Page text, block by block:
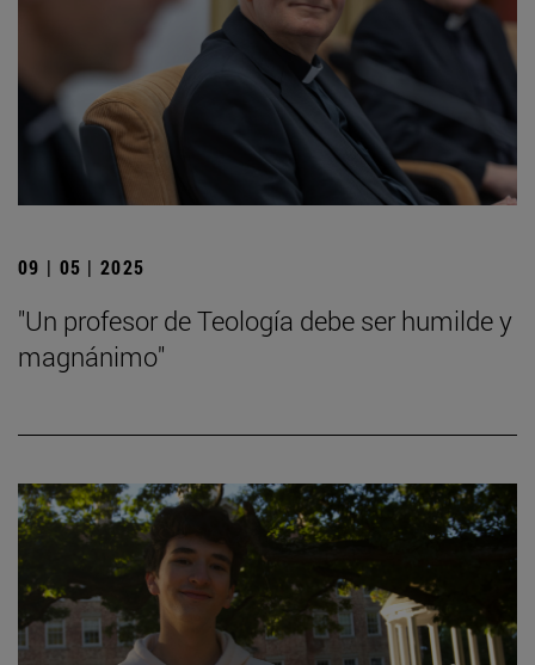
09 | 05 | 2025
"Un profesor de Teología debe ser humilde y
magnánimo"